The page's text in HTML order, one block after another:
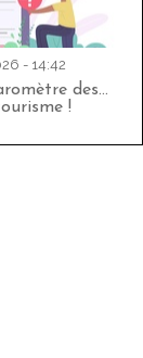
- 14:42
des…
!